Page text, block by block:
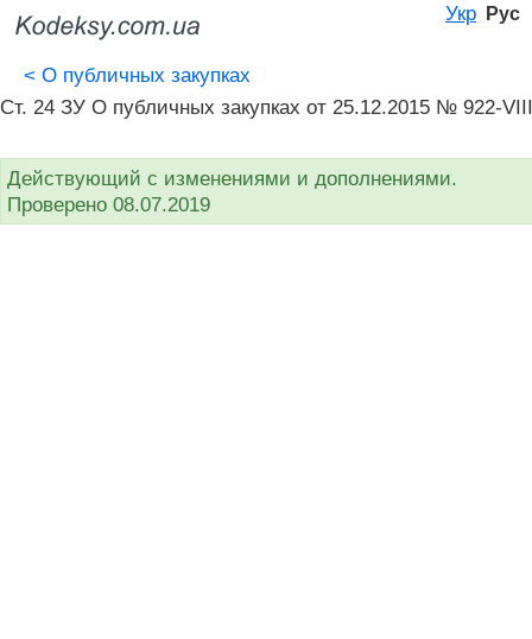
Укр Рус
< О публичных закупках
Ст. 24 ЗУ О публичных закупках от 25.12.2015 № 922-VIII
Действующий с изменениями и дополнениями.
Проверено 08.07.2019